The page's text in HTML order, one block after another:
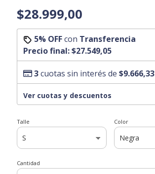
$28.999,00
5% OFFcon Transferencia
Precio final:$27.549,05
3cuotas sin interés de $9.666,33
Ver cuotas y descuentos
Talle Color
Cantidad